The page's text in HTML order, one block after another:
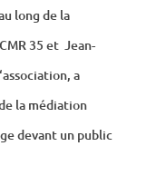
long de la
35 et Jean-
a
la médiation
devant un public